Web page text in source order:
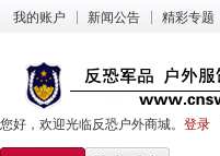
我的账户 新闻公告 精彩专题
您好，欢迎光临反恐户外商城。 登录